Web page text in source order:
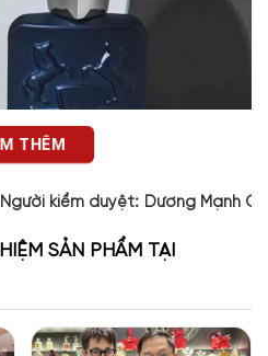
đa số các mẫu nước hoa nổi
THÊM
Người kiểm duyệt: Dương Mạnh
SẢN PHẨM TẠI